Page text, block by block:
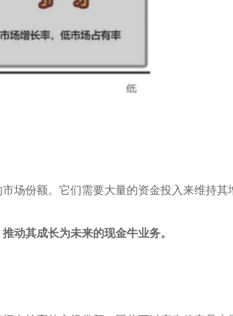
场份额。它们需要大量的资金投入来维持其
动其成长为未来的现金牛业务。